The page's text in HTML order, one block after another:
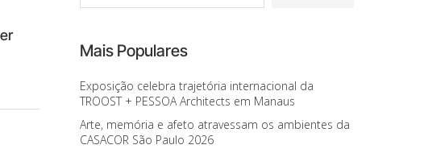
Mais Populares
Exposição celebra trajetória internacional da
TROOST + PESSOA Architects em Manaus
Arte, memória e afeto atravessam os ambientes da
CASACOR São Paulo 2026